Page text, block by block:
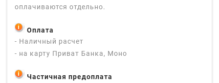
оплачиваются отдельно.
Оплата
- Наличный расчет
- на карту Приват Банка, Моно
Частичная предоплата